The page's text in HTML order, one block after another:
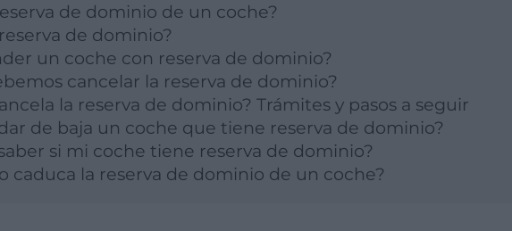
de dominio de un coche?
de dominio?
un coche con reserva de dominio?
cancelar la reserva de dominio?
la reserva de dominio? Trámites y pasos a seguir
de baja un coche que tiene reserva de dominio?
si mi coche tiene reserva de dominio?
caduca la reserva de dominio de un coche?